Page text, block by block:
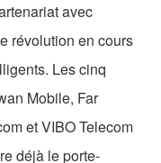
avec
révolution en cours
Les cinq
Mobile, Far
et VIBO Telecom
déjà le porte-